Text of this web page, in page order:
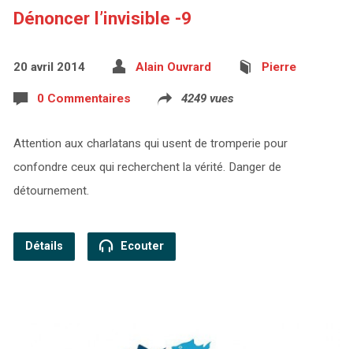
Dénoncer l’invisible -9
20 avril 2014 Alain Ouvrard Pierre
0 Commentaires 4249 vues
Attention aux charlatans qui usent de tromperie pour
confondre ceux qui recherchent la vérité. Danger de
détournement.
Détails Ecouter